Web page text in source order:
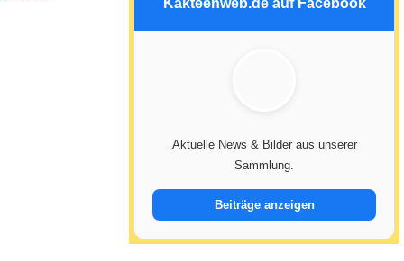
Kakteenweb.de auf Facebook
Aktuelle News & Bilder aus unserer
Sammlung.
Beiträge anzeigen